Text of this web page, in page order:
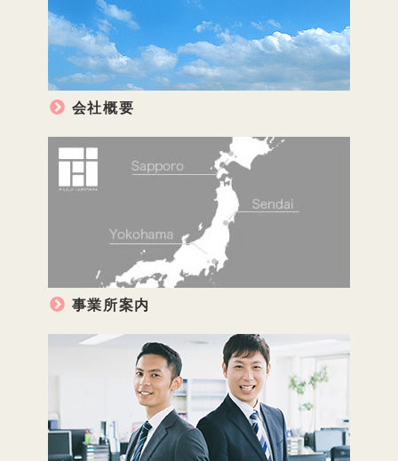
会社概要
事業所案内